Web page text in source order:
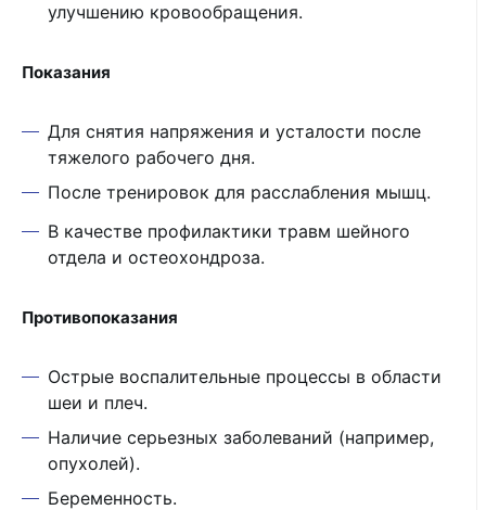
улучшению кровообращения.
Показания
Для снятия напряжения и усталости после
тяжелого рабочего дня.
После тренировок для расслабления мышц.
В качестве профилактики травм шейного
отдела и остеохондроза.
Противопоказания
Острые воспалительные процессы в области
шеи и плеч.
Наличие серьезных заболеваний (например,
опухолей).
Беременность.